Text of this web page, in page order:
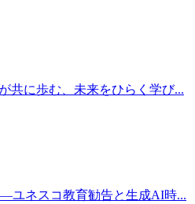
共に歩む、未来をひらく学び...
ユネスコ教育勧告と生成AI時...